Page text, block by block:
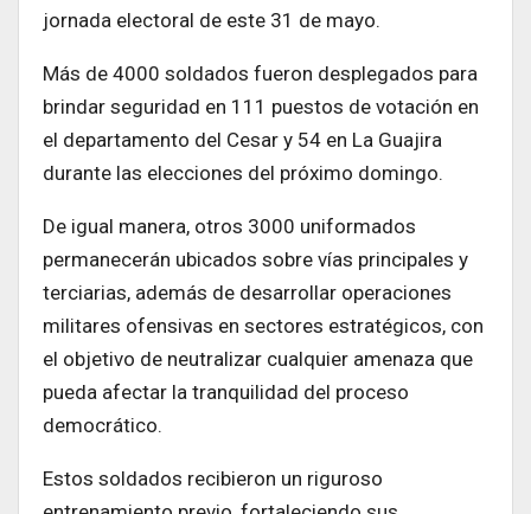
jornada electoral de este 31 de mayo.
Más de 4000 soldados fueron desplegados para
brindar seguridad en 111 puestos de votación en
el departamento del Cesar y 54 en La Guajira
durante las elecciones del próximo domingo.
De igual manera, otros 3000 uniformados
permanecerán ubicados sobre vías principales y
terciarias, además de desarrollar operaciones
militares ofensivas en sectores estratégicos, con
el objetivo de neutralizar cualquier amenaza que
pueda afectar la tranquilidad del proceso
democrático.
Estos soldados recibieron un riguroso